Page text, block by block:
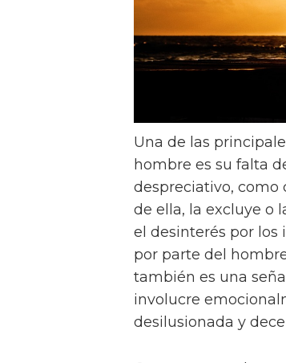
Una de las
hombre es su falta
despreciativo, como
de ella, la excluye o
el desinterés por los
por parte del
también es una
involucre
desilusionada y